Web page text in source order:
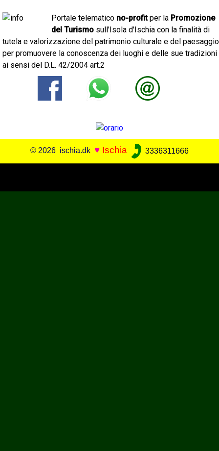
Portale telematico no-profitper la Promozione
del Turismo sull'Isola d'Ischia con la finalità di
tutela e valorizzazione del patrimonio culturale e del paesaggio
per promuovere la conoscenza dei luoghi e delle sue tradizioni
ai sensi del D.L. 42/2004 art.2
© 2026 ischia.dk ♥ Ischia 3336311666